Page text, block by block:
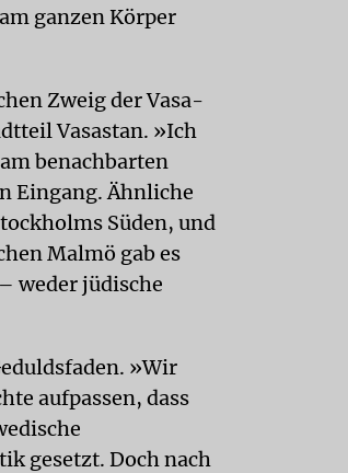
ganzen Körper
Zweig der Vasa-
Vasastan. »Ich
benachbarten
Eingang. Ähnliche
Süden, und
Malmö gab es
weder jüdische
»Wir
aufpassen, dass
gesetzt. Doch nach